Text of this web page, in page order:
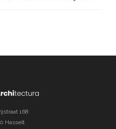
168
Hasselt